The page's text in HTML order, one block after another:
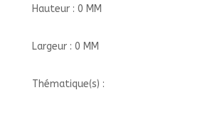
Hauteur : 0 MM
Largeur : 0 MM
Thématique(s) :